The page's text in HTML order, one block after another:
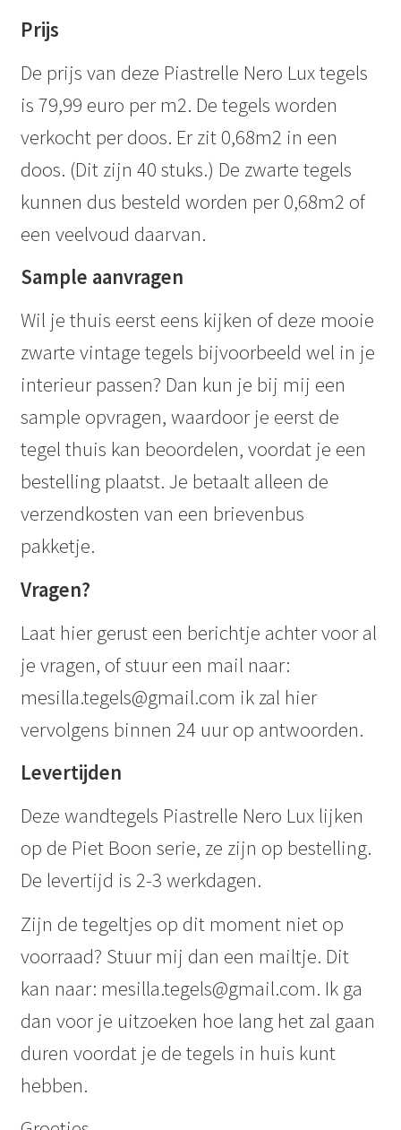
Prijs
De prijs van deze Piastrelle Nero Lux tegels
is 79,99 euro per m2. De tegels worden
verkocht per doos. Er zit 0,68m2 in een
doos. (Dit zijn 40 stuks.) De zwarte tegels
kunnen dus besteld worden per 0,68m2 of
een veelvoud daarvan.
Sample aanvragen
Wil je thuis eerst eens kijken of deze mooie
zwarte vintage tegels bijvoorbeeld wel in je
interieur passen? Dan kun je bij mij een
sample opvragen, waardoor je eerst de
tegel thuis kan beoordelen, voordat je een
bestelling plaatst. Je betaalt alleen de
verzendkosten van een brievenbus
pakketje.
Vragen?
Laat hier gerust een berichtje achter voor al
je vragen, of stuur een mail naar:
mesilla.tegels@gmail.com ik zal hier
vervolgens binnen 24 uur op antwoorden.
Levertijden
Deze wandtegels Piastrelle Nero Lux lijken
op de Piet Boon serie, ze zijn op bestelling.
De levertijd is 2-3 werkdagen.
Zijn de tegeltjes op dit moment niet op
voorraad? Stuur mij dan een mailtje. Dit
kan naar: mesilla.tegels@gmail.com. Ik ga
dan voor je uitzoeken hoe lang het zal gaan
duren voordat je de tegels in huis kunt
hebben.